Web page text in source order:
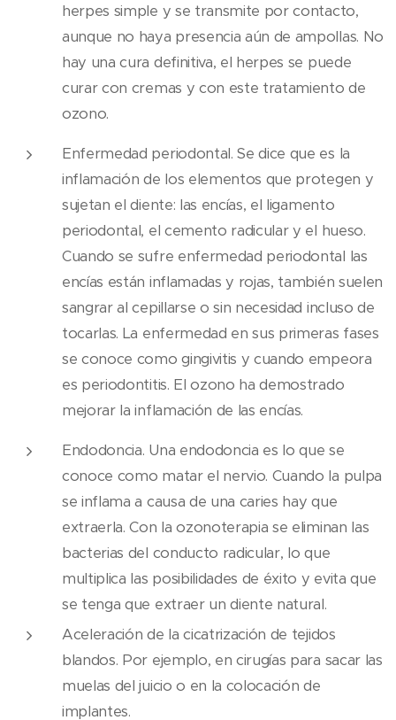
herpes simple y se transmite por contacto,
aunque no haya presencia aún de ampollas. No
hay una cura definitiva, el herpes se puede
curar con cremas y con este tratamiento de
ozono.
Enfermedad periodontal. Se dice que es la
inflamación de los elementos que protegen y
sujetan el diente: las encías, el ligamento
periodontal, el cemento radicular y el hueso.
Cuando se sufre enfermedad periodontal las
encías están inflamadas y rojas, también suelen
sangrar al cepillarse o sin necesidad incluso de
tocarlas. La enfermedad en sus primeras fases
se conoce como gingivitis y cuando empeora
es periodontitis. El ozono ha demostrado
mejorar la inflamación de las encías.
Endodoncia. Una endodoncia es lo que se
conoce como matar el nervio. Cuando la pulpa
se inflama a causa de una caries hay que
extraerla. Con la ozonoterapia se eliminan las
bacterias del conducto radicular, lo que
multiplica las posibilidades de éxito y evita que
se tenga que extraer un diente natural.
Aceleración de la cicatrización de tejidos
blandos. Por ejemplo, en cirugías para sacar las
muelas del juicio o en la colocación de
implantes.